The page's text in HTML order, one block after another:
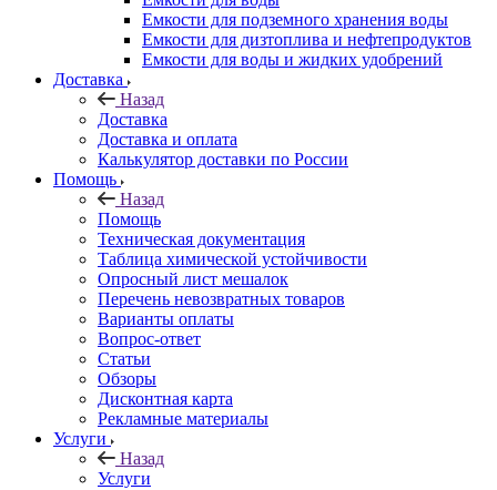
Емкости для подземного хранения воды
Емкости для дизтоплива и нефтепродуктов
Емкости для воды и жидких удобрений
Доставка
Назад
Доставка
Доставка и оплата
Калькулятор доставки по России
Помощь
Назад
Помощь
Техническая документация
Таблица химической устойчивости
Опросный лист мешалок
Перечень невозвратных товаров
Варианты оплаты
Вопрос-ответ
Статьи
Обзоры
Дисконтная карта
Рекламные материалы
Услуги
Назад
Услуги